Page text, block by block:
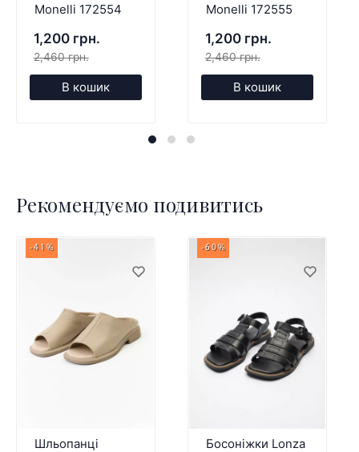
Monelli 172554
1,200 грн.
2,460 грн.
В кошик
Monelli 172555
1,200 грн.
2,460 грн.
В кошик
Рекомендуємо подивитись
-41%
Шльопанці
-60%
Босоніжки Lonza